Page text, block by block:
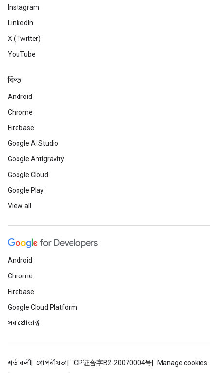
Instagram
LinkedIn
X (Twitter)
YouTube
বিল্ড
Android
Chrome
Firebase
Google AI Studio
Google Antigravity
Google Cloud
Google Play
View all
Android
Chrome
Firebase
Google Cloud Platform
সব প্রোডাক্ট
শর্তাবলী গোপনীয়তা ICP证合字B2-20070004号 Manage cookies